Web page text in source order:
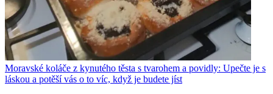
Moravské koláče z kynutého těsta s tvarohem a povidly: Upečte je s
láskou a potěší vás o to víc, když je budete jíst